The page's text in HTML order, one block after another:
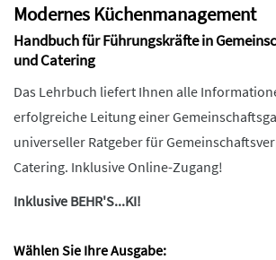
Modernes Küchenmanagement
Handbuch für Führungskräfte in
und Catering
Das Lehrbuch liefert Ihnen alle
erfolgreiche Leitung einer
universeller Ratgeber für
Catering. Inklusive Online-Zugang!
Inklusive BEHR'S...KI!
Wählen Sie Ihre Ausgabe: